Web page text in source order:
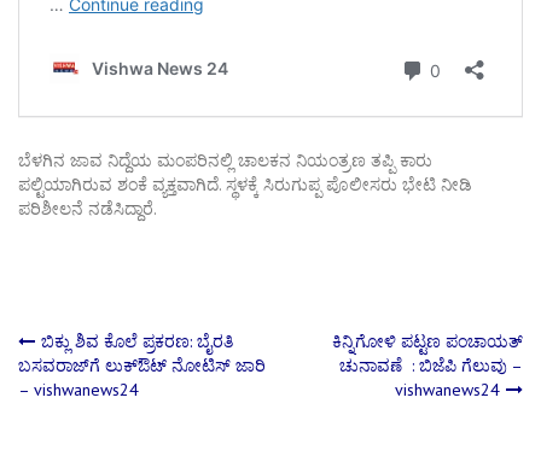
ಬೆಳಗಿನ ಜಾವ ನಿದ್ದೆಯ ಮಂಪರಿನಲ್ಲಿ ಚಾಲಕನ ನಿಯಂತ್ರಣ ತಪ್ಪಿ ಕಾರು
ಪಲ್ಟಿಯಾಗಿರುವ ಶಂಕೆ ವ್ಯಕ್ತವಾಗಿದೆ. ಸ್ಥಳಕ್ಕೆ ಸಿರುಗುಪ್ಪ ಪೊಲೀಸರು ಭೇಟಿ ನೀಡಿ
ಪರಿಶೀಲನೆ ನಡೆಸಿದ್ದಾರೆ.
Post
navigation
ಬಿಕ್ಲು ಶಿವ ಕೊಲೆ ಪ್ರಕರಣ: ಬೈರತಿ
ಬಸವರಾಜ್‌ಗೆ ಲುಕ್‌ಔಟ್ ನೋಟಿಸ್ ಜಾರಿ
– vishwanews24
ಕಿನ್ನಿಗೋಳಿ ಪಟ್ಟಣ ಪಂಚಾಯತ್
ಚುನಾವಣೆ : ಬಿಜೆಪಿ ಗೆಲುವು –
vishwanews24